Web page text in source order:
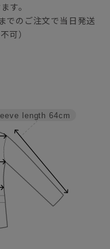
す。
でのご注文で当日発送
可）
length 64cm